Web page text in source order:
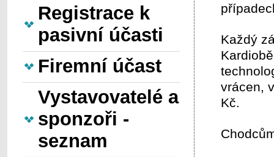
Registrace k
pasivní účasti
Firemní účast
Vystavovatelé a
sponzoři -
seznam
Každý
vrácen,
Kč.